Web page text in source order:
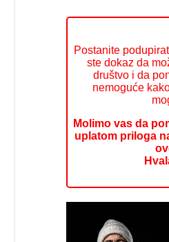
Postanite
ste dokaz da
društvo i da
nemoguće
Molimo vas da
uplatom priloga